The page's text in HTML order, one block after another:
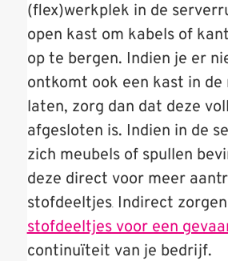
(flex)werkplek in de
open kast om kabels of
op te bergen. Indien je er
ontkomt ook een kast in
laten, zorg dan dat deze
afgesloten is. Indien in de
zich meubels of spullen
deze direct voor meer
stofdeeltjes.Indirect
stofdeeltjes voor een
continuïteit van je bedrijf.